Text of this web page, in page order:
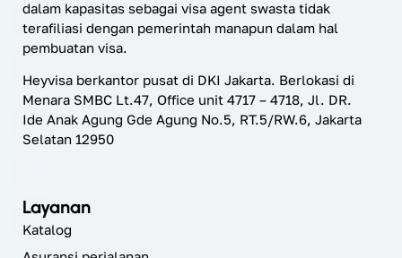
dalam kapasitas sebagai visa agent swasta tidak
terafiliasi dengan pemerintah manapun dalam hal
pembuatan visa.
Heyvisa berkantor pusat di DKI Jakarta. Berlokasi di
Menara SMBC Lt.47, Office unit 4717 – 4718, Jl. DR.
Ide Anak Agung Gde Agung No.5, RT.5/RW.6, Jakarta
Selatan 12950
Layanan
Katalog